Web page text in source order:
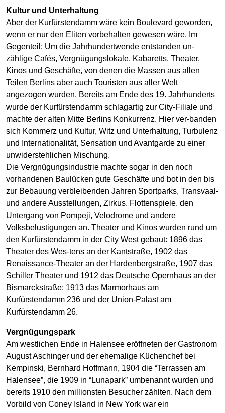
Kultur und Unterhaltung
Aber der Kurfürstendamm wäre kein Boulevard geworden,
wenn er nur den Eliten vorbehalten gewesen wäre. Im
Gegenteil: Um die Jahrhundertwende entstanden un-
zählige Cafés, Vergnügungslokale, Kabaretts, Theater,
Kinos und Geschäfte, von denen die Massen aus allen
Teilen Berlins aber auch Touristen aus aller Welt
angezogen wurden. Bereits am Ende des 19. Jahrhunderts
wurde der Kurfürstendamm schlagartig zur City-Filiale und
machte der alten Mitte Berlins Konkurrenz. Hier ver-banden
sich Kommerz und Kultur, Witz und Unterhaltung, Turbulenz
und Internationalität, Sensation und Avantgarde zu einer
unwiderstehlichen Mischung.
Die Vergnügungsindustrie machte sogar in den noch
vorhandenen Baulücken gute Geschäfte und bot in den bis
zur Bebauung verbleibenden Jahren Sportparks, Transvaal-
und andere Ausstellungen, Zirkus, Flottenspiele, den
Untergang von Pompeji, Velodrome und andere
Volksbelustigungen an. Theater und Kinos wurden rund um
den Kurfürstendamm in der City West gebaut: 1896 das
Theater des Wes-tens an der Kantstraße, 1902 das
Renaissance-Theater an der Hardenbergstraße, 1907 das
Schiller Theater und 1912 das Deutsche Opernhaus an der
Bismarckstraße; 1913 das Marmorhaus am
Kurfürstendamm 236 und der Union-Palast am
Kurfürstendamm 26.
Vergnügungspark
Am westlichen Ende in Halensee eröffneten der Gastronom
August Aschinger und der ehemalige Küchenchef bei
Kempinski, Bernhard Hoffmann, 1904 die “Terrassen am
Halensee”, die 1909 in “Lunapark” umbenannt wurden und
bereits 1910 den millionsten Besucher zählten. Nach dem
Vorbild von Coney Island in New York war ein